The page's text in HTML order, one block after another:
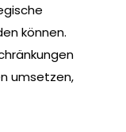
können.
umsetzen,